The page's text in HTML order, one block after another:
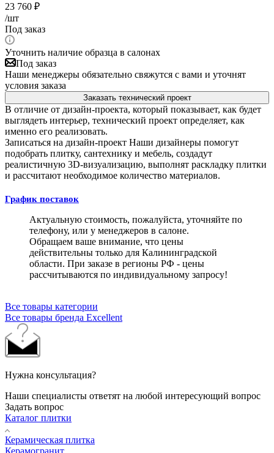
23 760 ₽
/шт
Под заказ
Уточнить наличие образца в салонах
Под заказ
Наши менеджеры обязательно свяжутся с вами и уточнят
условия заказа
Заказать технический проект
В отличие от дизайн-проекта, который показывает, как будет
выглядеть интерьер, технический проект определяет, как
именно его реализовать.
Записаться на дизайн-проект Наши дизайнеры помогут
подобрать плитку, сантехнику и мебель, создадут
реалистичную 3D-визуализацию, выполнят раскладку плитки
и рассчитают необходимое количество материалов.
График поставок
Актуальную стоимость, пожалуйста, уточняйте по
телефону, или у менеджеров в салоне.
Обращаем ваше внимание, что цены
действительны только для Калининградской
области. При заказе в регионы РФ - цены
рассчитываются по индивидуальному запросу!
Все товары категории
Все товары бренда Excellent
Нужна консультация?
Наши специалисты ответят на любой интересующий вопрос
Задать вопрос
Каталог плитки
Керамическая плитка
Керамогранит